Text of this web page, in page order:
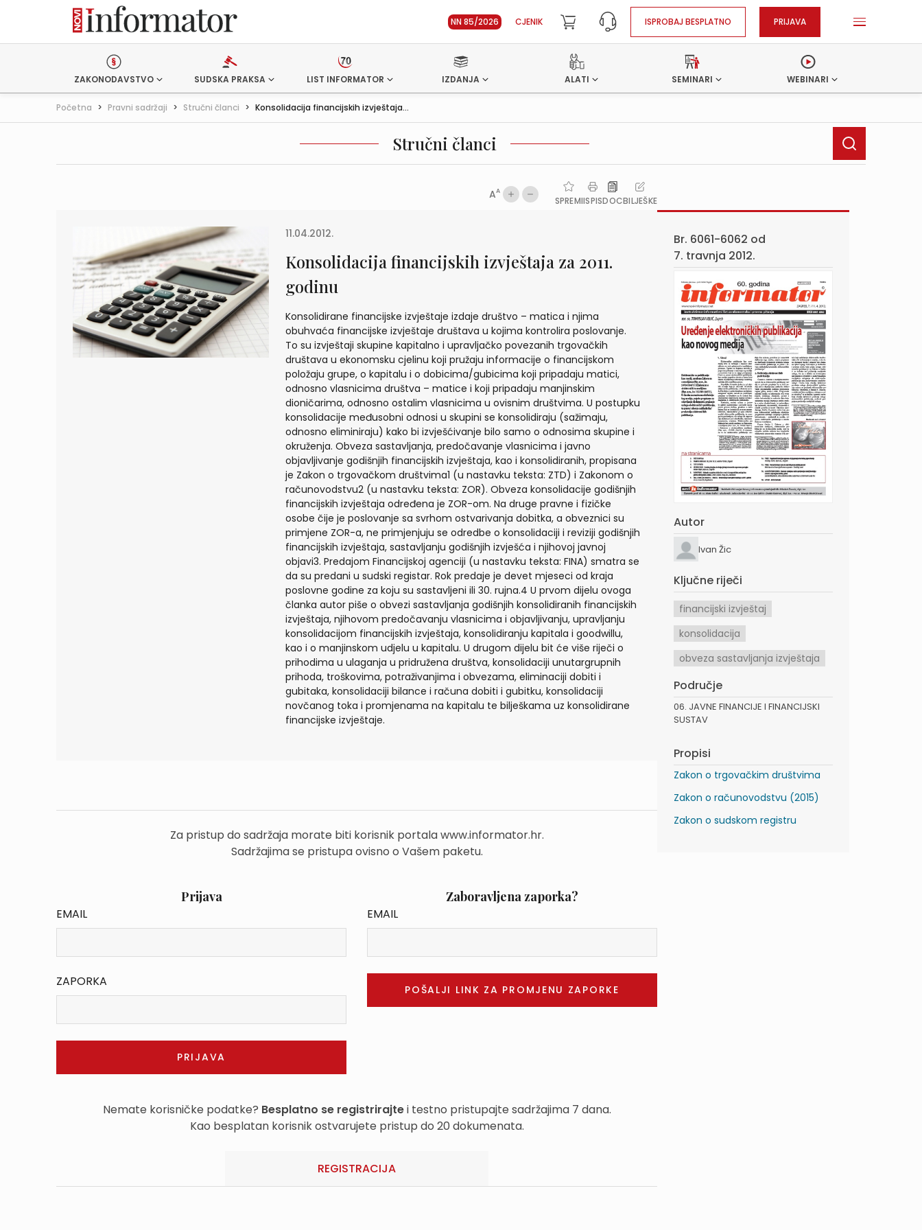
NN 85/2026 CJENIK ISPROBAJ BESPLATNO PRIJAVA
ZAKONODAVSTVO SUDSKA PRAKSA LIST INFORMATOR IZDANJA ALATI SEMINARI WEBINARI
Početna > Pravni sadržaji > Stručni članci > Konsolidacija financijskih izvještaja...
Stručni članci
AA
SPREMIISPISDOCBILJEŠKE
11.04.2012.
Konsolidacija financijskih izvještaja za 2011.
godinu
Konsolidirane financijske izvještaje izdaje društvo – matica i njima
obuhvaća financijske izvještaje društava u kojima kontrolira poslovanje.
To su izvještaji skupine kapitalno i upravljačko povezanih trgovačkih
društava u ekonomsku cjelinu koji pružaju informacije o financijskom
položaju grupe, o kapitalu i o dobicima/gubicima koji pripadaju matici,
odnosno vlasnicima društva – matice i koji pripadaju manjinskim
dioničarima, odnosno ostalim vlasnicima u ovisnim društvima. U postupku
konsolidacije međusobni odnosi u skupini se konsolidiraju (sažimaju,
odnosno eliminiraju) kako bi izvješćivanje bilo samo o odnosima skupine i
okruženja. Obveza sastavljanja, predočavanje vlasnicima i javno
objavljivanje godišnjih financijskih izvještaja, kao i konsolidiranih, propisana
je Zakon o trgovačkom društvima1 (u nastavku teksta: ZTD) i Zakonom o
računovodstvu2 (u nastavku teksta: ZOR). Obveza konsolidacije godišnjih
financijskih izvještaja određena je ZOR-om. Na druge pravne i fizičke
osobe čije je poslovanje sa svrhom ostvarivanja dobitka, a obveznici su
primjene ZOR-a, ne primjenjuju se odredbe o konsolidaciji i reviziji godišnjih
financijskih izvještaja, sastavljanju godišnjih izvješća i njihovoj javnoj
objavi3. Predajom Financijskoj agenciji (u nastavku teksta: FINA) smatra se
da su predani u sudski registar. Rok predaje je devet mjeseci od kraja
poslovne godine za koju su sastavljeni ili 30. rujna.4 U prvom dijelu ovoga
članka autor piše o obvezi sastavljanja godišnjih konsolidiranih financijskih
izvještaja, njihovom predočavanju vlasnicima i objavljivanju, upravljanju
konsolidacijom financijskih izvještaja, konsolidiranju kapitala i goodwillu,
kao i o manjinskom udjelu u kapitalu. U drugom dijelu bit će više riječi o
prihodima u ulaganja u pridružena društva, konsolidaciji unutargrupnih
prihoda, troškovima, potraživanjima i obvezama, eliminaciji dobiti i
gubitaka, konsolidaciji bilance i računa dobiti i gubitku, konsolidaciji
novčanog toka i promjenama na kapitalu te bilješkama uz konsolidirane
financijske izvještaje.
Za pristup do sadržaja morate biti korisnik portala www.informator.hr.
Sadržajima se pristupa ovisno o Vašem paketu.
Prijava
EMAIL
ZAPORKA
Zaboravljena zaporka?
EMAIL
Nemate korisničke podatke? Besplatno se registrirajtei testno pristupajte sadržajima 7 dana.
Kao besplatan korisnik ostvarujete pristup do 20 dokumenata.
REGISTRACIJA
Br. 6061-6062 od
7. travnja 2012.
Autor
Ivan Žic
Ključne riječi
financijski izvještaj
konsolidacija
obveza sastavljanja izvještaja
Područje
06. JAVNE FINANCIJE I FINANCIJSKI
SUSTAV
Propisi
Zakon o trgovačkim društvima
Zakon o računovodstvu (2015)
Zakon o sudskom registru